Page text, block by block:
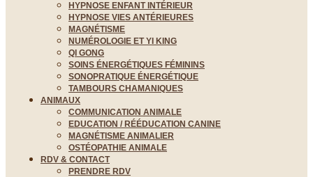
HYPNOSE ENFANT INTÉRIEUR
HYPNOSE VIES ANTÉRIEURES
MAGNÉTISME
NUMÉROLOGIE ET YI KING
QI GONG
SOINS ÉNERGÉTIQUES FÉMININS
SONOPRATIQUE ÉNERGÉTIQUE
TAMBOURS CHAMANIQUES
ANIMAUX
COMMUNICATION ANIMALE
EDUCATION / RÉÉDUCATION CANINE
MAGNÉTISME ANIMALIER
OSTÉOPATHIE ANIMALE
RDV & CONTACT
PRENDRE RDV